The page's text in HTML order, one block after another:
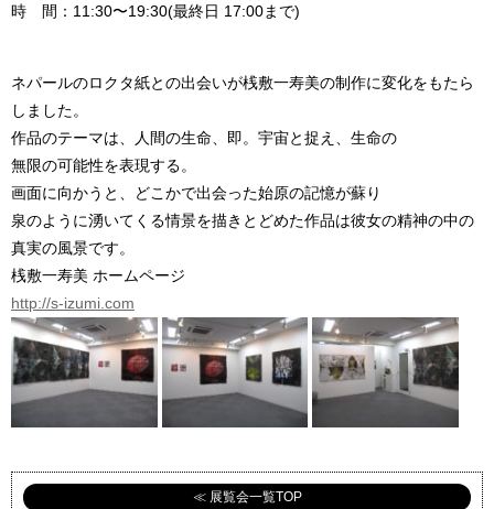
時 間：11:30〜19:30(最終日 17:00まで)
ネパールのロクタ紙との出会いが桟敷一寿美の制作に変化をもたら
しました。
作品のテーマは、人間の生命、即。宇宙と捉え、生命の
無限の可能性を表現する。
画面に向かうと、どこかで出会った始原の記憶が蘇り
泉のように湧いてくる情景を描きとどめた作品は彼女の精神の中の
真実の風景です。
桟敷一寿美 ホームページ
http://s-izumi.com
≪ 展覧会一覧TOP